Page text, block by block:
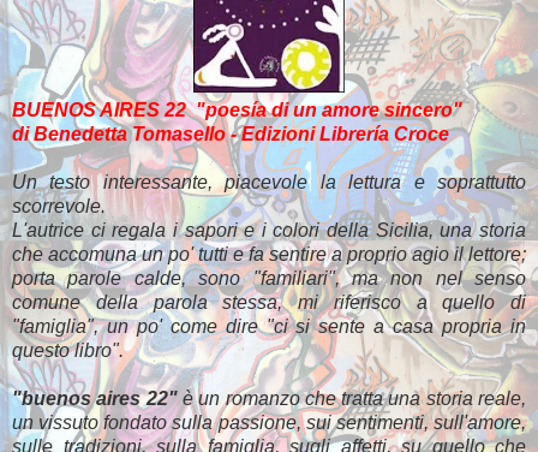
BUENOS AIRES 22 "poesía di un amore sincero"
di Benedetta Tomasello - Edizioni Librería Croce
Un testo interessante, piacevole la lettura e soprattutto
scorrevole.
L'autrice ci regala i sapori e i colori della Sicilia, una storia
che accomuna un po' tutti e fa sentire a proprio agio il lettore;
porta parole calde, sono "familiari", ma non nel senso
comune della parola stessa, mi riferisco a quello di
"famiglia", un po' come dire "ci si sente a casa propria in
questo libro".
"buenos aires 22"è un romanzo che tratta una storia reale,
un vissuto fondato sulla passione, sui sentimenti, sull'amore,
sulle tradizioni, sulla famiglia, sugli affetti, su quello che